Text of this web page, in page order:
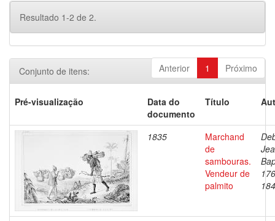
Resultado 1-2 de 2.
Anterior 1 Próximo
Conjunto de itens:
Pré-visualização
Data do
documento
Título
1835
Marchand
de
sambouras.
Vendeur de
palmito